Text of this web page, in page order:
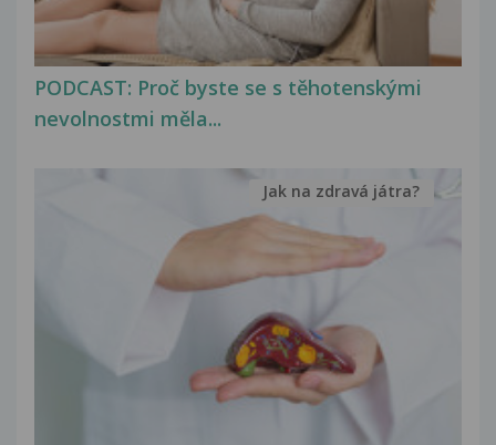
PODCAST: Proč byste se s těhotenskými
nevolnostmi měla...
Jak na zdravá játra?